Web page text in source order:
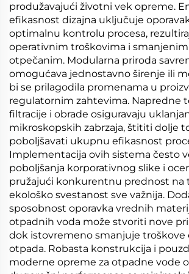
produžavajući životni vek opreme.
efikasnost dizajna uključuje
optimalnu kontrolu procesa,
operativnim troškovima i
otpečanim. Modularna priroda
omogućava jednostavno širenje ili
bi se prilagodila promenama u
regulatornim zahtevima. Napredne
filtracije i obrade osiguravaju
mikroskopskih zabrzaja, štititi dolje
poboljšavati ukupnu efikasnost
Implementacija ovih sistema često
poboljšanja korporativnog slike i
pružajući konkurentnu prednost na
ekološko svestanost sve važnija.
sposobnost oporavka vrednih
otpadnih voda može stvoriti nove
dok istovremeno smanjuje troškove
otpada. Robasta konstrukcija i
moderne opreme za otpadne vode